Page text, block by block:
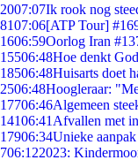
2007:07Ik rook nog
8107:06[ATP Tour]
1606:59Oorlog Iran
15506:48Hoe denkt
18506:48Huisarts doet
2506:48Hoogleraar:
17706:46Algemeen
14106:41 Afvallen met
17906:34Unieke
706:122023: